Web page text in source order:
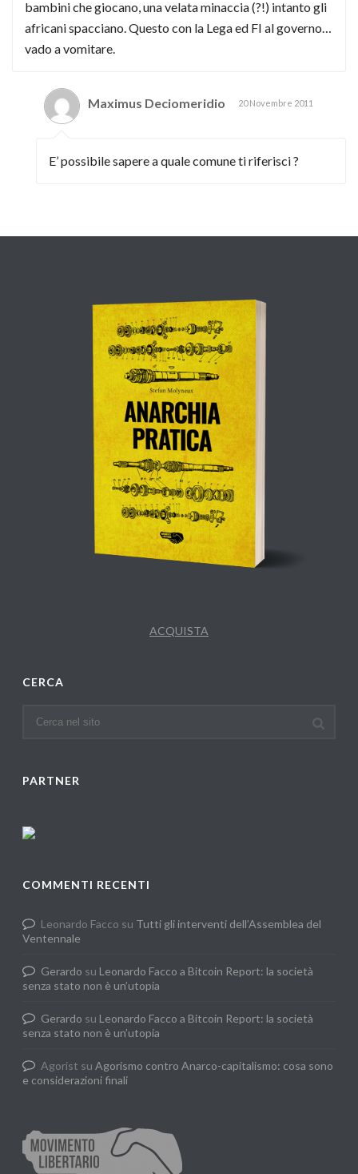
bambini che giocano, una velata minaccia (?!) intanto gli
africani spacciano. Questo con la Lega ed FI al governo…
vado a vomitare.
Maximus Deciomeridio 20 Novembre 2011
E’ possibile sapere a quale comune ti riferisci ?
ACQUISTA
CERCA
PARTNER
COMMENTI RECENTI
Leonardo Facco su Tutti gli interventi dell’Assemblea del
Ventennale
Gerardo su Leonardo Facco a Bitcoin Report: la società
senza stato non è un’utopia
Gerardo su Leonardo Facco a Bitcoin Report: la società
senza stato non è un’utopia
Agorist suAgorismo contro Anarco-capitalismo: cosa sono
e considerazioni finali